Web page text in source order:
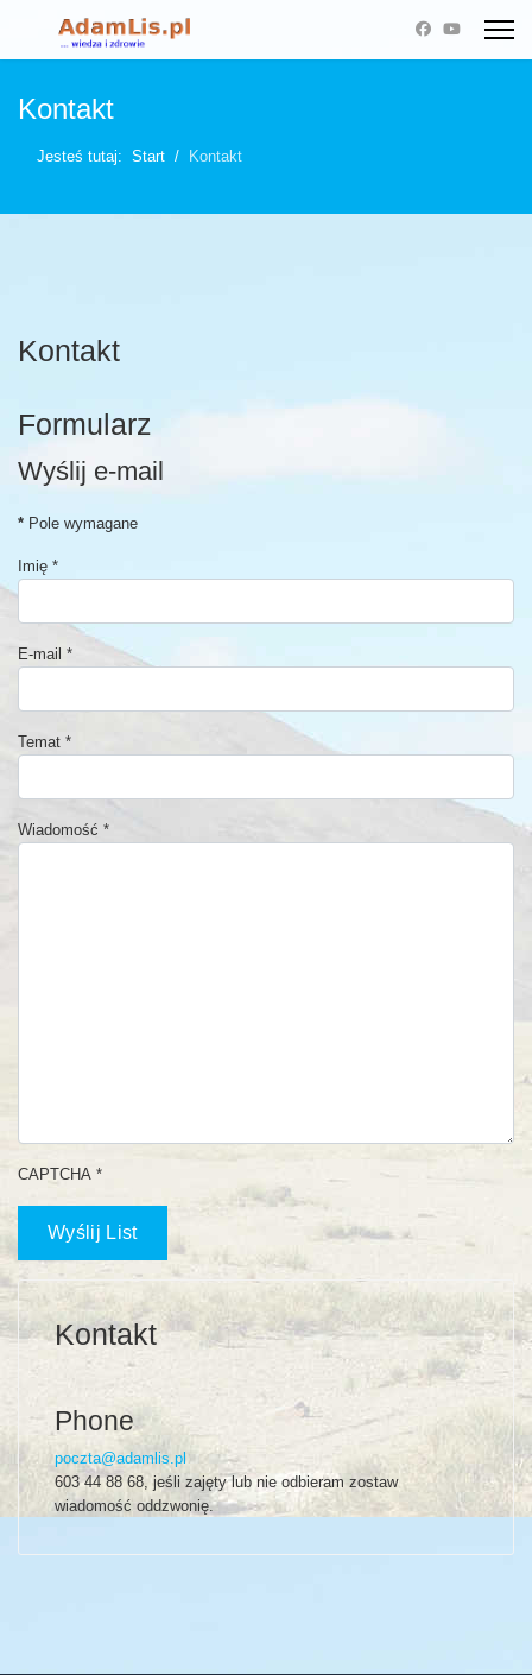
Kontakt
Jesteś tutaj: Start Kontakt
Kontakt
Formularz
Wyślij e-mail
* Pole wymagane
Imię *
E-mail *
Temat *
Wiadomość *
CAPTCHA *
Wyślij List
Kontakt
Phone
poczta@adamlis.pl
603 44 88 68, jeśli zajęty lub nie odbieram zostaw
wiadomość oddzwonię.